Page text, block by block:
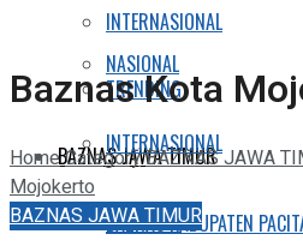
INTERNASIONAL
TRENDING
BAZNAS JAWA TIMUR
BAZNAS KABUPATEN
NASIONAL
INTERNASIONAL
TRENDING
Baznas Kota
HomeCategoryBAZNAS JAWA
Mojokerto
BAZNAS JAWA TIMUR